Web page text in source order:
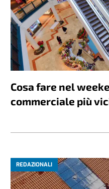
Cosa fare nel
commerciale più
REDAZIONALI